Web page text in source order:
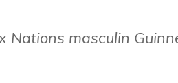
Nations masculin